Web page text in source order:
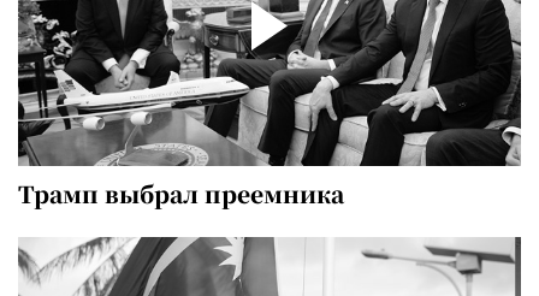
Трамп выбрал преемника